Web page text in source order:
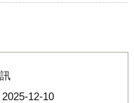
2025-12-10